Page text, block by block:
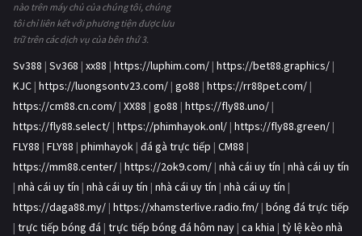
nào trên máy chủ của chúng tôi, chúng
tôi chỉ liên kết với phương tiện được lưu
trữ trên các dịch vụ của bên thứ 3.
Sv388 | Sv368 | xx88 | https://luphim.com/ | https://bet88.graphics/ |
KJC | https://luongsontv23.com/ | go88 | https://rr88pet.com/ |
https://cm88.cn.com/ | XX88 | go88 | https://fly88.uno/ |
https://fly88.select/ | https://phimhayok.onl/ | https://fly88.green/ |
FLY88 | FLY88 | phimhayok | đá gà trực tiếp | CM88 |
https://mm88.center/ | https://2ok9.com/ | nhà cái uy tín | nhà cái uy tín
| nhà cái uy tín | nhà cái uy tín | nhà cái uy tín | nhà cái uy tín |
https://daga88.my/ | https://xhamsterlive.radio.fm/ | bóng đá trực tiếp
| trực tiếp bóng đá | trực tiếp bóng đá hôm nay | ca khia | tỷ lệ kèo nhà